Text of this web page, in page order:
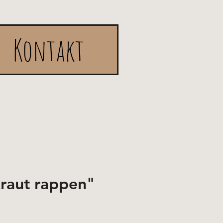
Kontakt
rappen"